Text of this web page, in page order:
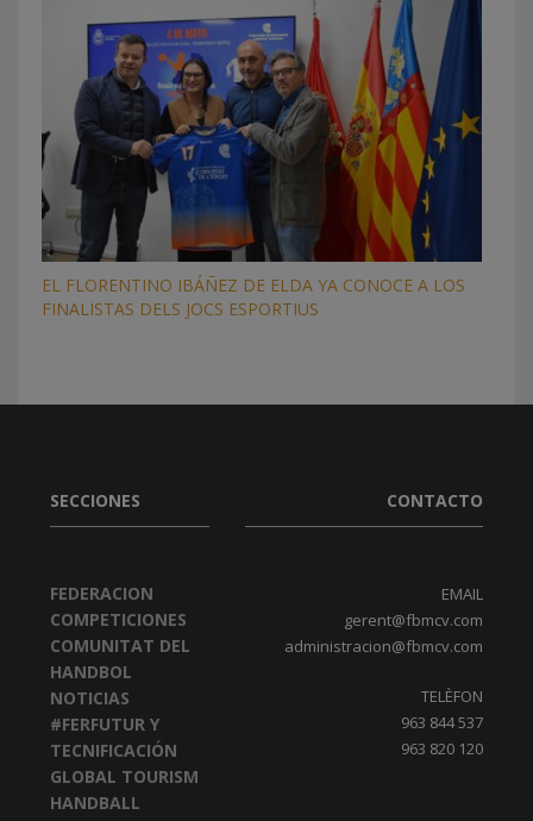
EL FLORENTINO IBÁÑEZ DE ELDA YA CONOCE A LOS
FINALISTAS DELS JOCS ESPORTIUS
SECCIONES
FEDERACION
COMPETICIONES
COMUNITAT DEL
HANDBOL
NOTICIAS
#FERFUTUR Y
TECNIFICACIÓN
GLOBAL TOURISM
HANDBALL
CONTACTO
EMAIL
gerent@fbmcv.com
administracion@fbmcv.com
TELÈFON
963 844 537
963 820 120